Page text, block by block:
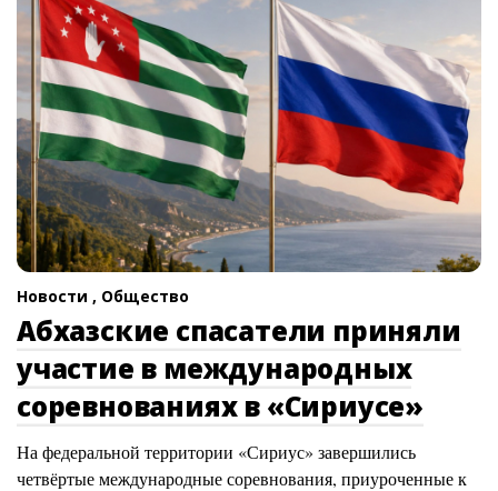
Новости , Общество
Абхазские спасатели приняли
участие в международных
соревнованиях в «Сириусе»
На федеральной территории «Сириус» завершились
четвёртые международные соревнования, приуроченные к